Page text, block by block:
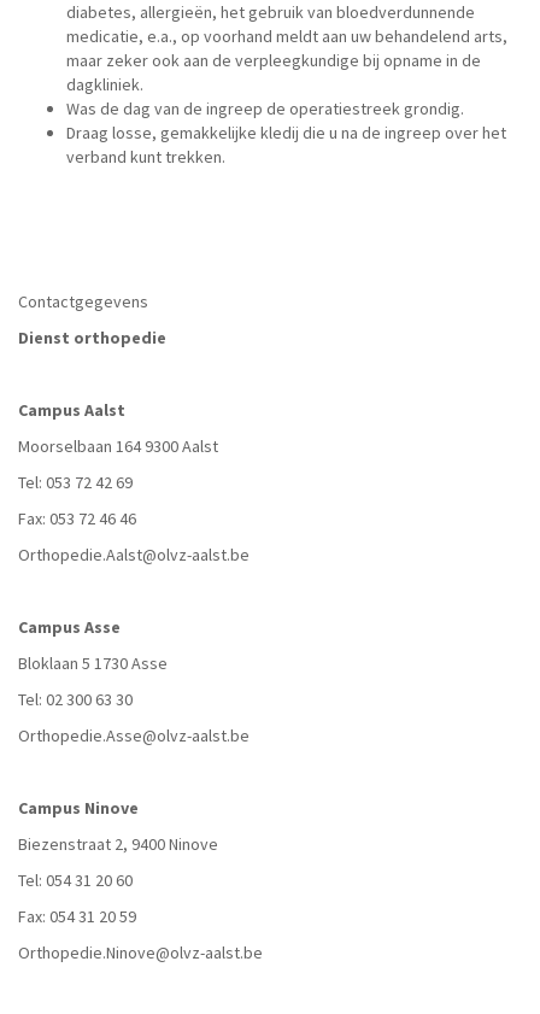
diabetes, allergieën, het gebruik van bloedverdunnende
medicatie, e.a., op voorhand meldt aan uw behandelend arts,
maar zeker ook aan de verpleegkundige bij opname in de
dagkliniek.
Was de dag van de ingreep de operatiestreek grondig.
Draag losse, gemakkelijke kledij die u na de ingreep over het
verband kunt trekken.
Contactgegevens
Dienst orthopedie
Campus Aalst
Moorselbaan 164 9300 Aalst
Tel: 053 72 42 69
Fax: 053 72 46 46
Orthopedie.Aalst@olvz-aalst.be
Campus Asse
Bloklaan 5 1730 Asse
Tel: 02 300 63 30
Orthopedie.Asse@olvz-aalst.be
Campus Ninove
Biezenstraat 2, 9400 Ninove
Tel: 054 31 20 60
Fax: 054 31 20 59
Orthopedie.Ninove@olvz-aalst.be